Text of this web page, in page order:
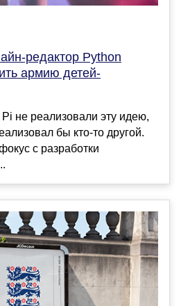
редактор Python
армию детей-
не реализовали эту идею,
бы кто-то другой.
с разработки